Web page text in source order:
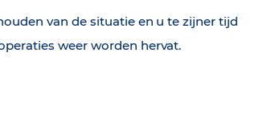
van de situatie en u te zijner tijd
weer worden hervat.